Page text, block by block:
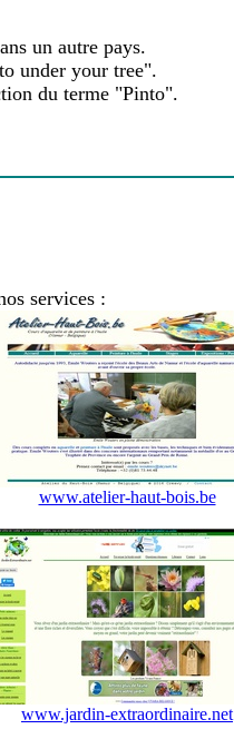
un autre pays.
under your tree".
du terme "Pinto".
services :
www.atelier-haut-bois.be
www.jardin-extraordinaire.net